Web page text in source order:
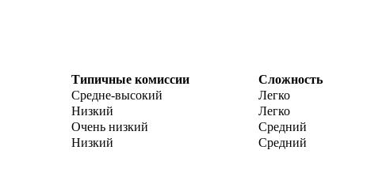
Типичные комиссии
Сложность
Средне-высокий
Легко
Низкий
Легко
Очень низкий
Средний
Низкий Средний